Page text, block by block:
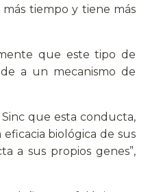
tiempo y tiene más
que este tipo de
a un mecanismo de
que esta conducta,
biológica de sus
a sus propios genes”,